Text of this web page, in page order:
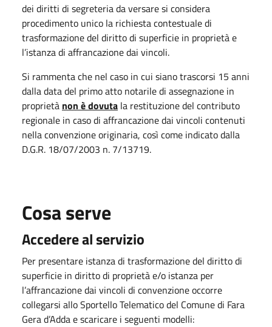
dei diritti di segreteria da versare si considera
procedimento unico la richiesta contestuale di
trasformazione del diritto di superficie in proprietà e
l’istanza di affrancazione dai vincoli.
Si rammenta che nel caso in cui siano trascorsi 15 anni
dalla data del primo atto notarile di assegnazione in
proprietà non è dovuta la restituzione del contributo
regionale in caso di affrancazione dai vincoli contenuti
nella convenzione originaria, così come indicato dalla
D.G.R. 18/07/2003 n. 7/13719.
Cosa serve
Accedere al servizio
Per presentare istanza di trasformazione del diritto di
superficie in diritto di proprietà e/o istanza per
l’affrancazione dai vincoli di convenzione occorre
collegarsi allo Sportello Telematico del Comune di Fara
Gera d’Adda e scaricare i seguenti modelli: